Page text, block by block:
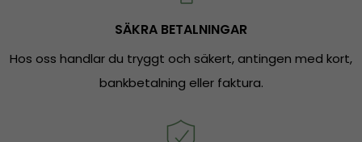
SÄKRA BETALNINGAR
Hos oss handlar du tryggt och säkert, antingen med kort,
bankbetalning eller faktura.